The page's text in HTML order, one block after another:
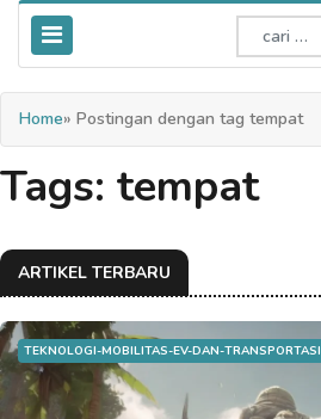
Home» Postingan dengan tag tempat
Tags: tempat
ARTIKEL TERBARU
TEKNOLOGI-MOBILITAS-EV-DAN-TRANSPORTASI